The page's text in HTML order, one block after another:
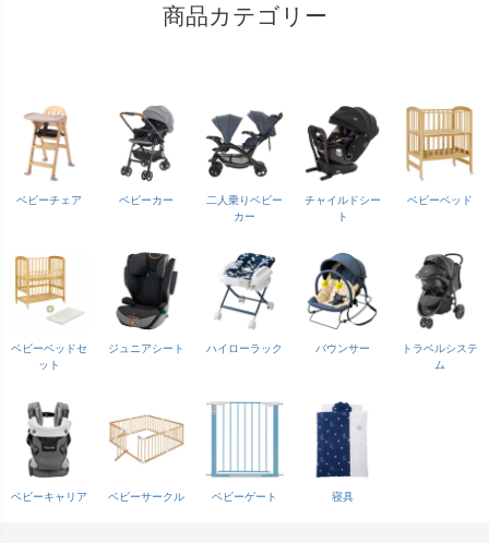
商品カテゴリー
ベビーチェア ベビーカー
二人乗りベビー
カー
チャイルドシー
ト
ベビーベッド
ベビーベッドセ
ット
ジュニアシート ハイローラック バウンサー
トラベルシステ
ム
ベビーキャリア ベビーサークル ベビーゲート 寝具